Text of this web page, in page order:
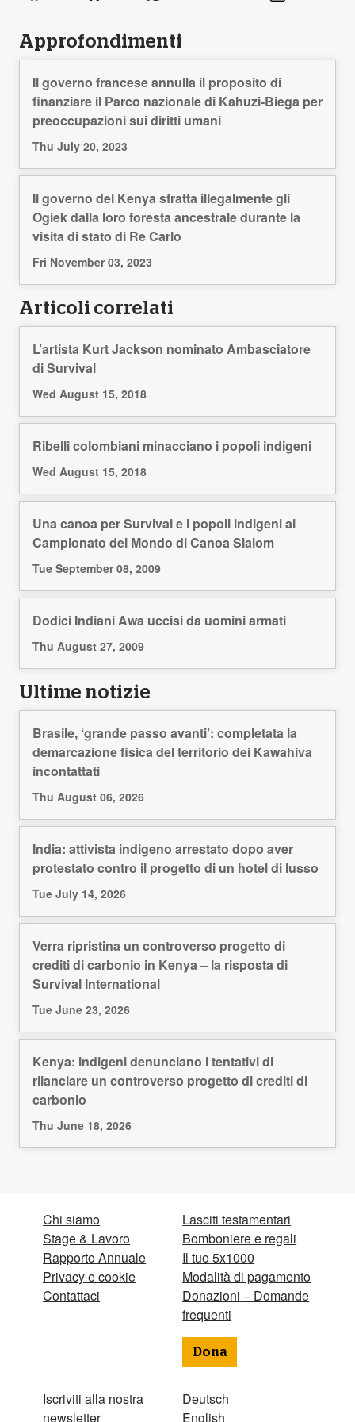
Approfondimenti
Il governo francese annulla il proposito di
finanziare il Parco nazionale di Kahuzi-Biega per
preoccupazioni sui diritti umani
Thu July 20, 2023
Il governo del Kenya sfratta illegalmente gli
Ogiek dalla loro foresta ancestrale durante la
visita di stato di Re Carlo
Fri November 03, 2023
Articoli correlati
L’artista Kurt Jackson nominato Ambasciatore
di Survival
Wed August 15, 2018
Ribelli colombiani minacciano i popoli indigeni
Wed August 15, 2018
Una canoa per Survival e i popoli indigeni al
Campionato del Mondo di Canoa Slalom
Tue September 08, 2009
Dodici Indiani Awa uccisi da uomini armati
Thu August 27, 2009
Ultime notizie
Brasile, ‘grande passo avanti’: completata la
demarcazione fisica del territorio dei Kawahiva
incontattati
Thu August 06, 2026
India: attivista indigeno arrestato dopo aver
protestato contro il progetto di un hotel di lusso
Tue July 14, 2026
Verra ripristina un controverso progetto di
crediti di carbonio in Kenya – la risposta di
Survival International
Tue June 23, 2026
Kenya: indigeni denunciano i tentativi di
rilanciare un controverso progetto di crediti di
carbonio
Thu June 18, 2026
Chi siamo
Stage & Lavoro
Rapporto Annuale
Privacy e cookie
Contattaci
Iscriviti alla nostra
newsletter
Lasciti testamentari
Bomboniere e regali
Il tuo 5x1000
Modalità di pagamento
Donazioni – Domande
frequenti
Dona
Deutsch
English